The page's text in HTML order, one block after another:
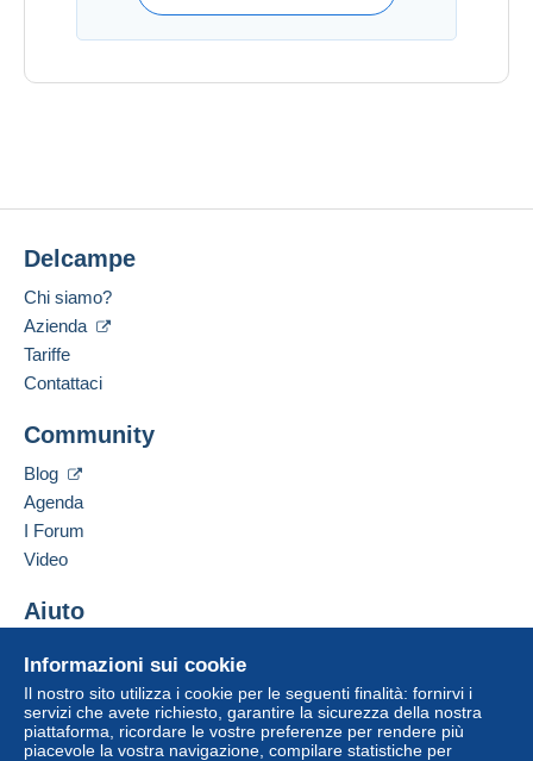
Informazioni sui cookie
Il nostro sito utilizza i cookie per le seguenti finalità: fornirvi i
servizi che avete richiesto, garantire la sicurezza della nostra
piattaforma, ricordare le vostre preferenze per rendere più
piacevole la vostra navigazione, compilare statistiche per
Delcampe
Chi siamo?
Azienda
Tariffe
Contattaci
Community
Blog
Agenda
I Forum
Video
Aiuto
Acquistare su Delcampe
Vendere su Delcampe
Un sito sicuro